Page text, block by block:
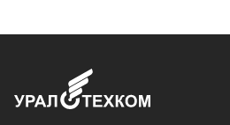
Доставка и оплата